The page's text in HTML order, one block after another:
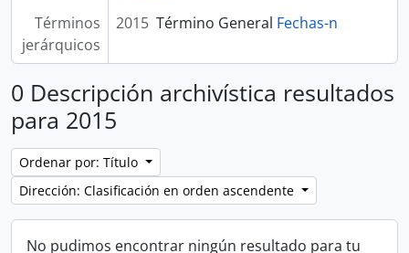
Términos
jerárquicos
2015 Término General Fechas-n
0 Descripción archivística resultados
para 2015
Ordenar por: Título
Dirección: Clasificación en orden ascendente
No pudimos encontrar ningún resultado para tu